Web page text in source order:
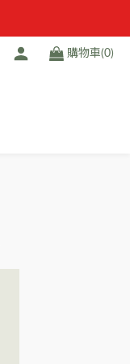
購物車(0)